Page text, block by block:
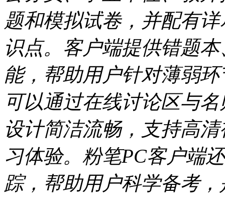
题和模拟试卷，并配有
识点。客户端提供错题
能，帮助用户针对薄弱
可以通过在线讨论区与
设计简洁流畅，支持高
习体验。粉笔PC客户端
踪，帮助用户科学备考